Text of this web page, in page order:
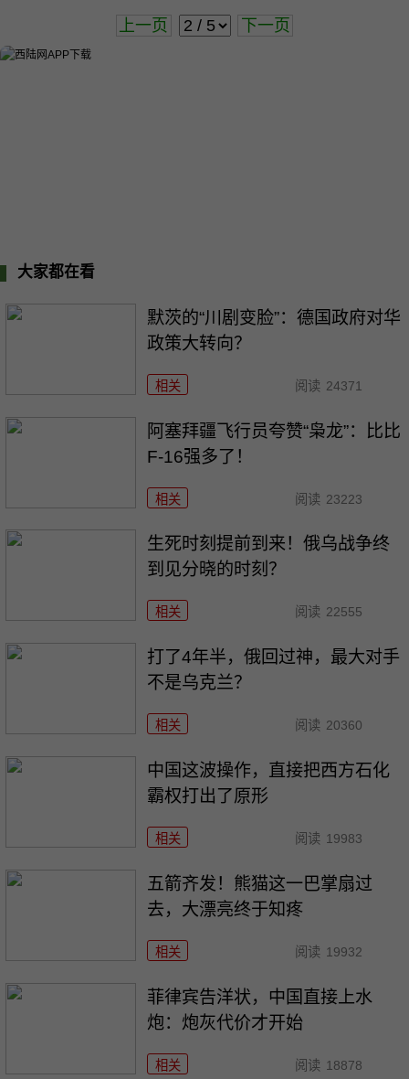
上一页 下一页
大家都在看
默茨的“川剧变脸”：德国政府对华
政策大转向？
相关 阅读 24371
阿塞拜疆飞行员夸赞“枭龙”：比比
F-16强多了！
相关 阅读 23223
生死时刻提前到来！俄乌战争终
到见分晓的时刻？
相关 阅读 22555
打了4年半，俄回过神，最大对手
不是乌克兰？
相关 阅读 20360
中国这波操作，直接把西方石化
霸权打出了原形
相关 阅读 19983
五箭齐发！熊猫这一巴掌扇过
去，大漂亮终于知疼
相关 阅读 19932
菲律宾告洋状，中国直接上水
炮：炮灰代价才开始
相关 阅读 18878